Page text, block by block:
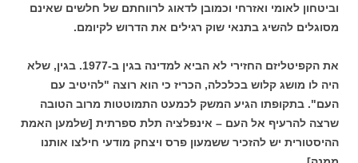
וביטחון לאומי ואזרחי וכמובן לדאוג לרווחתם של חלשים שאינם
מסוגלים להשיג בתנאי שוק רגילים את הדרוש לקיומם.
את הקפיטליזם החזירי לא הביא למדינה בגין ב-1977. בגין, שלא
היה לו מושג קלוש בכלכלה, הכריז כי הוא רוצה "להיטיב עם
העם". בתקופתו הגיע המשק לכמעט התמוטטות מרוב הטובה
שרצה להרעיף אל העם – אינפלציה תלת ספרתית [שלמען האמת
ההיסטורית יש להזכיר ששמעון פרס ויצחק מודעי חילצו אותנו